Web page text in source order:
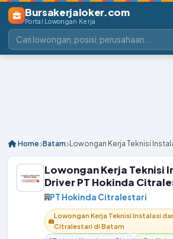
Bursakerjaloker.com
Portal Lowongan Kerja
Home Batam Lowongan Kerja Teknisi
Lowongan Kerja Teknisi
Driver PT Hokinda
PT Hokinda Citralestari
Lowongan Kerja Teknisi Instalasi
Citralestari di Batam